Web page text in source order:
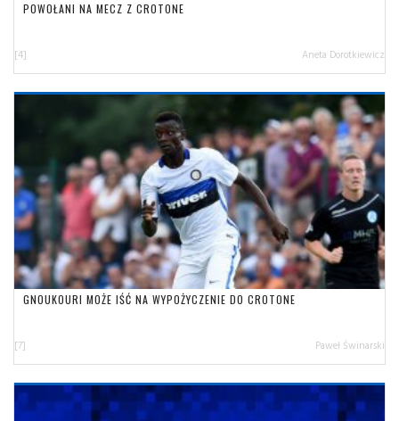
POWOŁANI NA MECZ Z CROTONE
[4] Aneta Dorotkiewicz
GNOUKOURI MOŻE IŚĆ NA WYPOŻYCZENIE DO CROTONE
[7] Paweł Świnarski